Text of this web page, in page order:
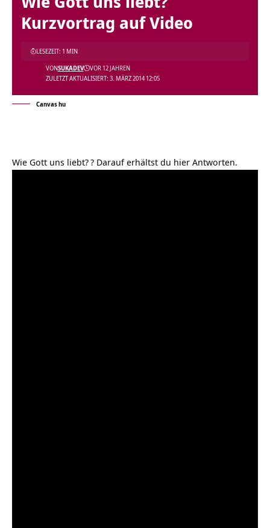
Kurzvortrag auf Video
ZULETZT AKTUALISIERT: 3. MÄRZ 2014 12:05
VONSUKADEV VOR 12 JAHREN
LESEZEIT: 1 MIN
Canvas hu
Wie Gott uns liebt?? Darauf erhältst du hier Antworten.